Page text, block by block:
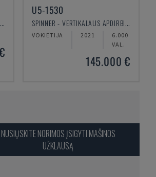
IRLE - HORIZONTALUSIS APDIRBIMO CENTRAS
U5-1530
SPINNER - VERTIKALAUS APDIRBIMO CENTRAS
VOKIETIJA 2021
6.000
VAL.
145.000 €
NUSIŲSKITE NORIMOS ĮSIGYTI MAŠINOS
UŽKLAUSĄ